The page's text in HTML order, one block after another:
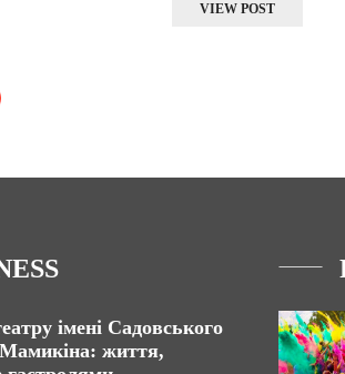
VIEW POST
імені Садовського
життя,